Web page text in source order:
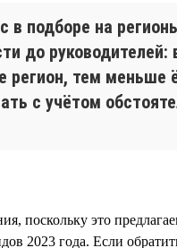
подборе на
до руководителей:
тем меньше
с учётом
поскольку это
2023 года. Если